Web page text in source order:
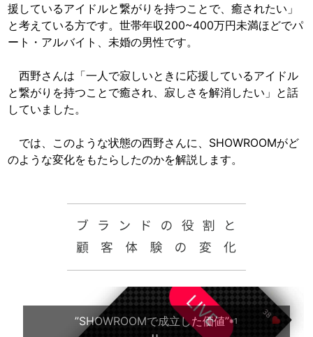
援しているアイドルと繋がりを持つことで、癒されたい」
と考えている方です。世帯年収200~400万円未満ほどでパ
ート・アルバイト、未婚の男性です。
西野さんは「一人で寂しいときに応援しているアイドル
と繋がりを持つことで癒され、寂しさを解消したい」と話
していました。
では、このような状態の西野さんに、SHOWROOMがど
のような変化をもたらしたのかを解説します。
”SHOWROOMで成立した価値”※1